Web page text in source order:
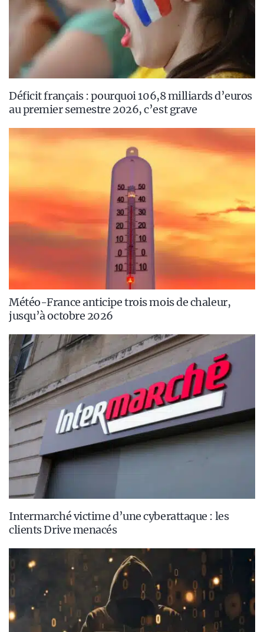
Déficit français : pourquoi 106,8 milliards d’euros
au premier semestre 2026, c’est grave
Météo-France anticipe trois mois de chaleur,
jusqu’à octobre 2026
Intermarché victime d’une cyberattaque : les
clients Drive menacés